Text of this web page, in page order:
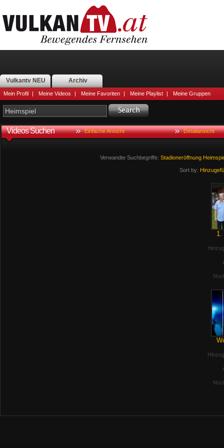
Vulkantv NEU Archiv
Mein Profil | Meine Videos | Meine Favoriten | Meine Playlist | Meine Gruppen
Videos Suchen Einfache Ansicht Detailansicht
Verwandte Suchbegriffe: Stadioneröffnung
Sort by:
1.